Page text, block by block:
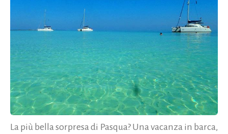
La più bella sorpresa di Pasqua? Una vacanza in barca,